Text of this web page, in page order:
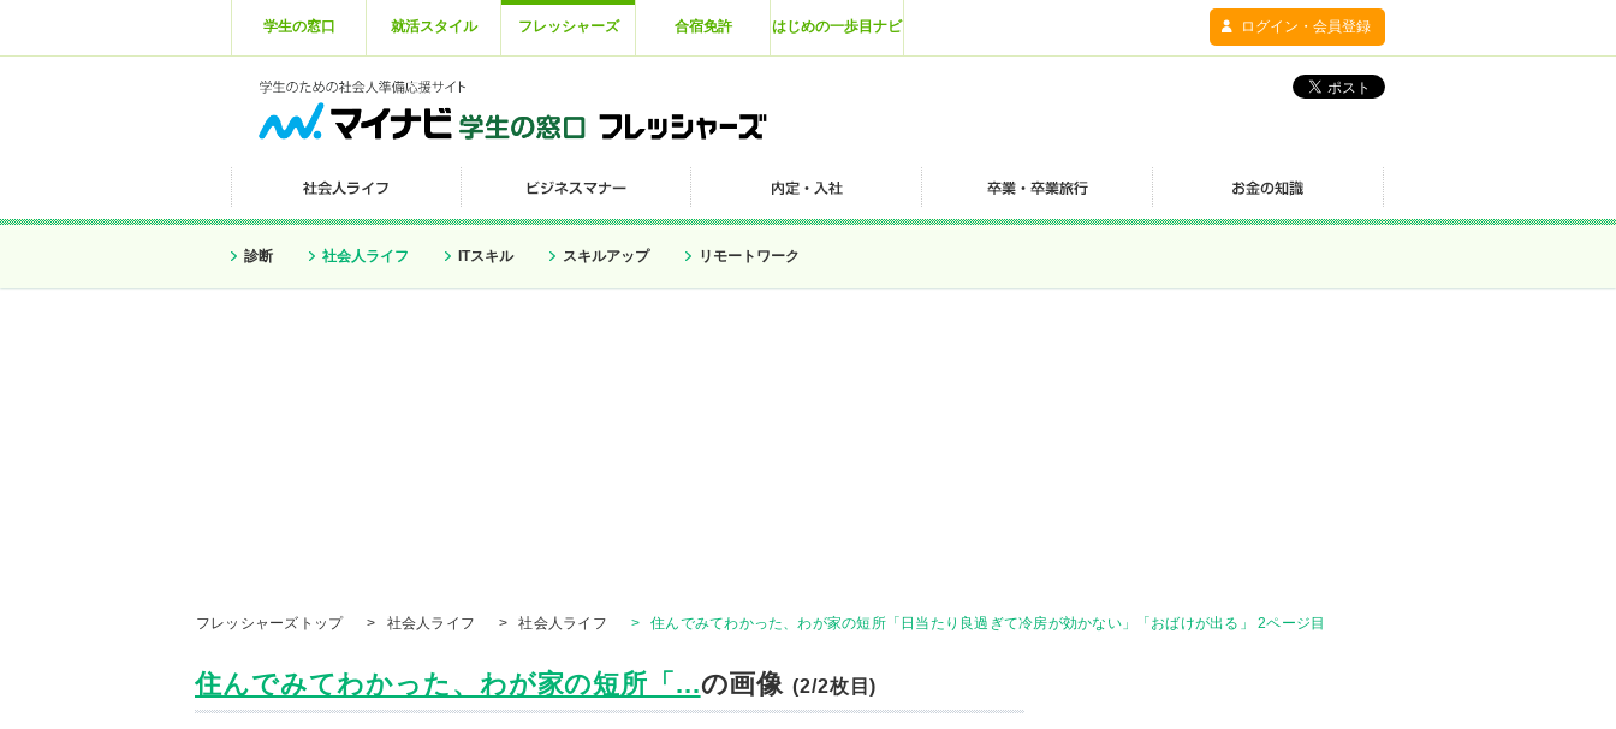
学生の窓口 就活スタイル フレッシャーズ 合宿免許 はじめの一歩目ナビ ログイン・会員登録
診断 社会人ライフ ITスキル スキルアップ リモートワーク
フレッシャーズトップ > 社会人ライフ > 社会人ライフ > 住んでみてわかった、わが家の短所「日当たり良過ぎて冷房が効かない」「おばけが出る」 2ページ目
住んでみてわかった、わが家の短所「...の画像(2/2枚目)